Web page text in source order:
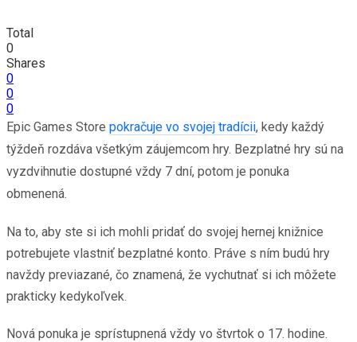
Total
0
Shares
0
0
0
Epic Games Store pokračuje vo svojej tradícii, kedy každý
týždeň rozdáva všetkým záujemcom hry. Bezplatné hry sú na
vyzdvihnutie dostupné vždy 7 dní, potom je ponuka
obmenená.
Na to, aby ste si ich mohli pridať do svojej hernej knižnice
potrebujete vlastniť bezplatné konto. Práve s ním budú hry
navždy previazané, čo znamená, že vychutnať si ich môžete
prakticky kedykoľvek.
Nová ponuka je sprístupnená vždy vo štvrtok o 17. hodine.